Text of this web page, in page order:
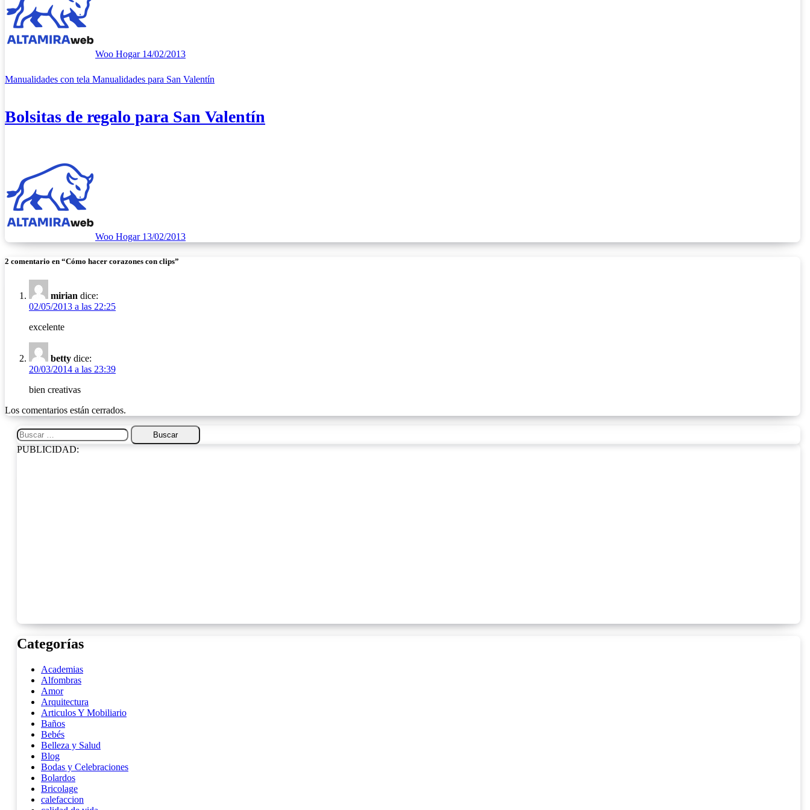
Woo Hogar 14/02/2013
Manualidades con tela Manualidades para San Valentín
Bolsitas de regalo para San Valentín
Woo Hogar 13/02/2013
2 comentario en “Cómo hacer corazones con clips”
mirian dice:
02/05/2013 a las 22:25
excelente
betty dice:
20/03/2014 a las 23:39
bien creativas
Los comentarios están cerrados.
Buscar:
PUBLICIDAD:
Categorías
Academias
Alfombras
Amor
Arquitectura
Articulos Y Mobiliario
Baños
Bebés
Belleza y Salud
Blog
Bodas y Celebraciones
Bolardos
Bricolage
calefaccion